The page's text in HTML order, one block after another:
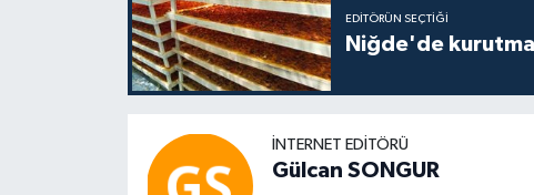
EDITÖRÜN SEÇTIĞI
Niğde'de
İNTERNET EDITÖRÜ
Gülcan SONGUR